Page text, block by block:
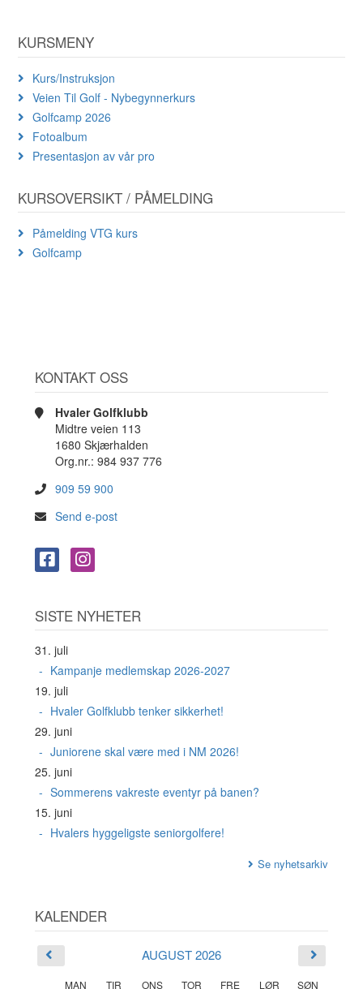
KURSMENY
Kurs/Instruksjon
Veien Til Golf - Nybegynnerkurs
Golfcamp 2026
Fotoalbum
Presentasjon av vår pro
KURSOVERSIKT / PÅMELDING
Påmelding VTG kurs
Golfcamp
KONTAKT OSS
Hvaler Golfklubb
Midtre veien 113
1680 Skjærhalden
Org.nr.: 984 937 776
909 59 900
Send e-post
SISTE NYHETER
31. juli
Kampanje medlemskap 2026-2027
19. juli
Hvaler Golfklubb tenker sikkerhet!
29. juni
Juniorene skal være med i NM 2026!
25. juni
Sommerens vakreste eventyr på banen?
15. juni
Hvalers hyggeligste seniorgolfere!
Se nyhetsarkiv
KALENDER
AUGUST 2026
MAN TIR ONS TOR FRE LØR SØN